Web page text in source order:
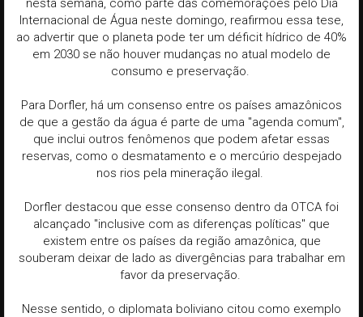
nesta semana, como parte das comemorações pelo Dia
Internacional de Água neste domingo, reafirmou essa tese,
ao advertir que o planeta pode ter um déficit hídrico de 40%
em 2030 se não houver mudanças no atual modelo de
consumo e preservação.
Para Dorfler, há um consenso entre os países amazônicos
de que a gestão da água é parte de uma "agenda comum",
que inclui outros fenômenos que podem afetar essas
reservas, como o desmatamento e o mercúrio despejado
nos rios pela mineração ilegal.
Dorfler destacou que esse consenso dentro da OTCA foi
alcançado "inclusive com as diferenças políticas" que
existem entre os países da região amazônica, que
souberam deixar de lado as divergências para trabalhar em
favor da preservação.
Nesse sentido, o diplomata boliviano citou como exemplo